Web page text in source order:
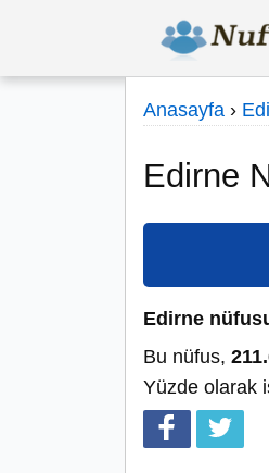
Anasayfa ›
Edirne
Edirne
Bu nüfus,
Yüzde olarak